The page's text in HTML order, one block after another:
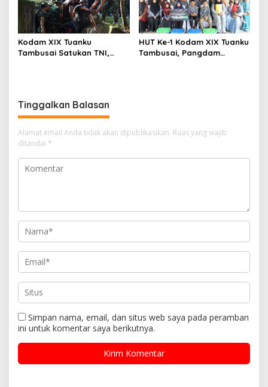
Kodam XIX Tuanku
Tambusai Satukan TNI,
HUT Ke-1 Kodam XIX Tuanku
Tambusai, Pangdam
Tinggalkan Balasan
Alamat email Anda tidak akan dipublikasikan. Ruas yang wajib
ditandai *
Simpan nama, email, dan situs web saya pada peramban
ini untuk komentar saya berikutnya.